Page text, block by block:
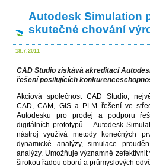
Autodesk Simulation
skutečné chování
18.7.2011
CAD Studio získává akreditaci
řešení posilujících
Akciová společnost CAD Studio,
CAD, CAM, GIS a PLM řešení ve
Autodesku pro prodej a podporu
digitálních prototypů – Autodesk
nástroj využívá metody konečných
dynamické analýzy, simulace
analýzy. Umožňuje významně
širokou řadou oborů a průmyslových